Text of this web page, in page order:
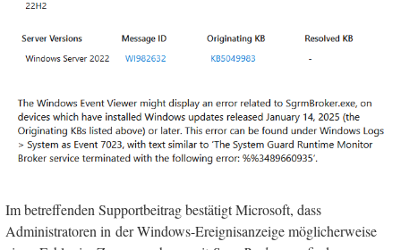
Im betreffenden Supportbeitrag bestätigt Microsoft, dass
Administratoren in der Windows-Ereignisanzeige möglicherweise